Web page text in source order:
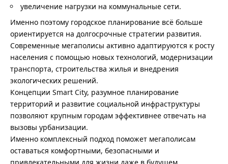
увеличение нагрузки на коммунальные сети.
Именно поэтому городское планирование всё больше
ориентируется на долгосрочные стратегии развития.
Современные мегаполисы активно адаптируются к росту
населения с помощью новых технологий, модернизации
транспорта, строительства жилья и внедрения
экологических решений.
Концепции Smart City, разумное планирование
территорий и развитие социальной инфраструктуры
позволяют крупным городам эффективнее отвечать на
вызовы урбанизации.
Именно комплексный подход поможет мегаполисам
оставаться комфортными, безопасными и
привлекательными для жизни даже в будущем.